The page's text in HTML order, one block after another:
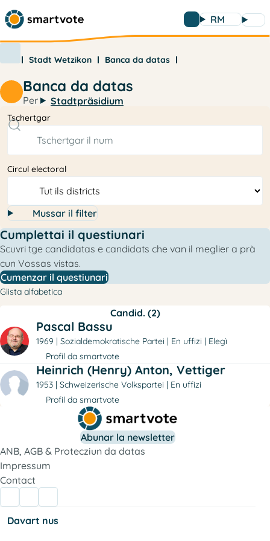
RM
Stadt Wetzikon Banca da datas
Banca da datas
Per Stadtpräsidium
Tschertgar
Circul electoral
Mussar il filter
Cumplettai il questiunari
Scuvri tge candidatas e candidats che van il meglier a prà
cun Vossas vistas.
Cumenzar il questiunari
Glista alfabetica
Candid. (2)
Pascal Bassu
1969 Sozialdemokratische Partei En uffizi
Elegì
Profil da smartvote
Heinrich (Henry) Anton, Vettiger
1953 Schweizerische Volkspartei
En uffizi
Profil da smartvote
Abunar la newsletter
ANB, AGB & Protecziun da datas
Impressum
Contact
Davart nus